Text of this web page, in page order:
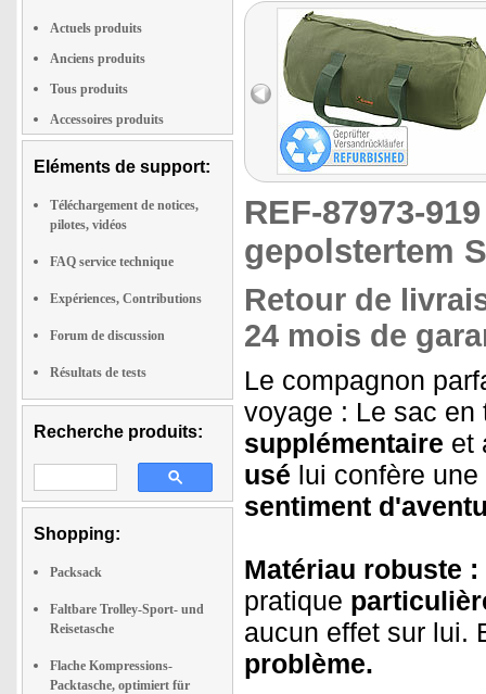
Actuels produits
Anciens produits
Tous produits
Accessoires produits
Eléments de support:
Téléchargement de notices,
pilotes, vidéos
FAQ service technique
Expériences, Contributions
Forum de discussion
Résultats de tests
Recherche produits:
Shopping:
Packsack
Faltbare Trolley-Sport- und
Reisetasche
Flache Kompressions-
Packtasche, optimiert für
REF-87973-
gepolstertem
Retour de
24 mois de
Le compagnon
voyage : Le sac
supplémentaire et
usé lui confère une
sentiment
Matériau robuste :
pratique
aucun effet sur lui.
problème.